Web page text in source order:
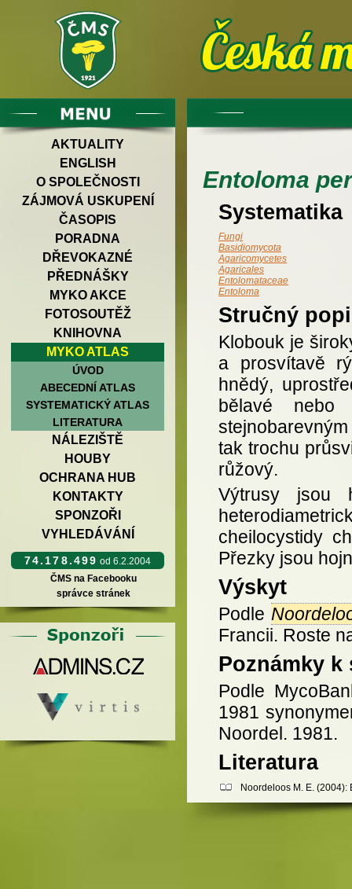
AKTUALITY
ENGLISH
O SPOLEČNOSTI
ZÁJMOVÁ USKUPENÍ
ČASOPIS
PORADNA
DŘEVOKAZNÉ
PŘEDNÁŠKY
MYKO AKCE
FOTOSOUTĚŽ
KNIHOVNA
MYKO ATLAS
ÚVOD
ABECEDNÍ ATLAS
SYSTEMATICKÝ ATLAS
LITERATURA
NÁLEZIŠTĚ
HOUBY
OCHRANA HUB
KONTAKTY
SPONZOŘI
VYHLEDÁVÁNÍ
74.178.499 od 6.2.2004
ČMS na Facebooku
správce stránek
Entoloma
Systematika
Fungi
Basidiomycota
Agaricomycetes
Agaricales
Entolomataceae
Entoloma
Stručný
Klobouk je
a prosvítavě
hnědý,
bělavé nebo
tak trochu
růžový.
Výtrusy jsou
cheilocystidy
Přezky jsou
Výskyt
Podle
Francii. Roste
Poznámky k
Podle
1981
Noordel. 1981.
Literatura
Noordeloos M. E.